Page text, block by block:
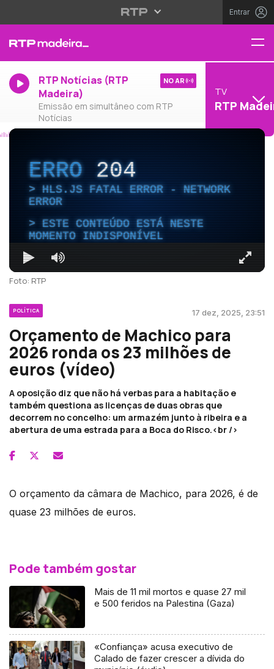
Entrar
RTP Notícias (RTP
Madeira)
Emissão em simultâneo com RTP
Notícias
NO AR
TV
RTP
ERRO204
HLS.JS FATAL ERROR - NETWORK
ERROR
ESTE CONTEÚDO ESTÁ NESTE
MOMENTO INDISPONÍVEL
Foto: RTP
POLÍTICA 17 dez, 2025, 23:51
Orçamento de Machico para
2026 ronda os 23 milhões de
euros (vídeo)
A oposição diz que não há verbas para a habitação e
também questiona as licenças de duas obras que
decorrem no concelho: um armazém junto à ribeira e a
abertura de uma estrada para a Boca do Risco.<br />
O orçamento da câmara de Machico, para 2026, é de
quase 23 milhões de euros.
Pode também gostar
Mais de 11 mil mortos e quase 27 mil
e 500 feridos na Palestina (Gaza)
«Confiança» acusa executivo de
Calado de fazer crescer a dívida do